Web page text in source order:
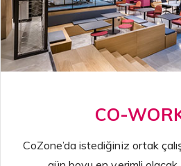
CO-
CoZone’da istediğiniz ortak